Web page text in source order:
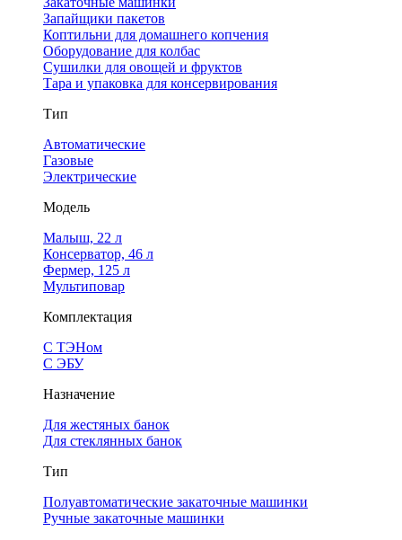
Запайщики пакетов
Коптильни для домашнего копчения
Оборудование для колбас
Сушилки для овощей и фруктов
Тара и упаковка для консервирования
Тип
Автоматические
Газовые
Электрические
Модель
Малыш, 22 л
Консерватор, 46 л
Фермер, 125 л
Мультиповар
Комплектация
С ТЭНом
С ЭБУ
Назначение
Для жестяных банок
Для стеклянных банок
Тип
Полуавтоматические закаточные машинки
Ручные закаточные машинки